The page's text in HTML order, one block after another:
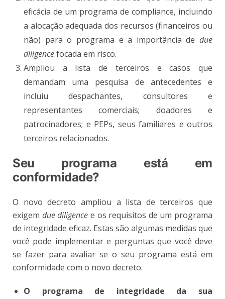
eficácia de um programa de compliance, incluindo
a alocação adequada dos recursos (financeiros ou
não) para o programa e a importância de due
diligencefocada em risco.
Ampliou a lista de terceiros e casos que
demandam uma pesquisa de antecedentes e
incluiu despachantes, consultores e
representantes comerciais; doadores e
patrocinadores; e PEPs, seus familiares e outros
terceiros relacionados.
Seu programa está em
conformidade?
O novo decreto ampliou a lista de terceiros que
exigem due diligence e os requisitos de um programa
de integridade eficaz. Estas são algumas medidas que
você pode implementar e perguntas que você deve
se fazer para avaliar se o seu programa está em
conformidade com o novo decreto.
O programa de integridade da sua